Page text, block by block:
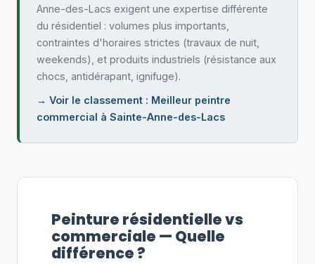
Anne-des-Lacs exigent une expertise différente
du résidentiel : volumes plus importants,
contraintes d'horaires strictes (travaux de nuit,
weekends), et produits industriels (résistance aux
chocs, antidérapant, ignifuge).
→ Voir le classement : Meilleur peintre
commercial à Sainte-Anne-des-Lacs
Peinture résidentielle vs
commerciale — Quelle
différence ?